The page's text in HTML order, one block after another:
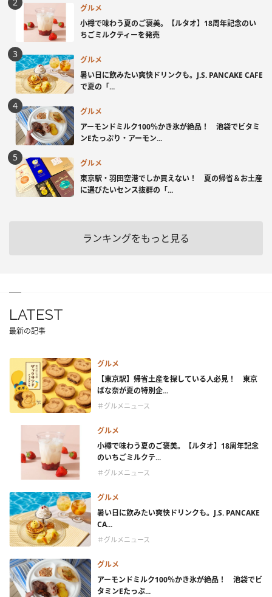
グルメ
小樽で味わう夏のご褒美。【ルタオ】18周年記念のい
ちごミルクティーを発売
グルメ
暑い日に飲みたい爽快ドリンクも。J.S. PANCAKE CAFE
で夏の「...
グルメ
アーモンドミルク100％かき氷が絶品！ 池袋でビタミ
ンEたっぷり・アーモン...
グルメ
東京駅・羽田空港でしか買えない！ 夏の帰省＆お土産
に選びたいセンス抜群の「...
ランキングをもっと見る
LATEST
最新の記事
グルメ
【東京駅】帰省土産を探している人必見！ 東京
ばな奈が夏の特別企...
＃グルメニュース
グルメ
小樽で味わう夏のご褒美。【ルタオ】18周年記念
のいちごミルクテ...
＃グルメニュース
グルメ
暑い日に飲みたい爽快ドリンクも。J.S. PANCAKE
CA...
＃グルメニュース
グルメ
アーモンドミルク100％かき氷が絶品！ 池袋でビ
タミンEたっぷ...